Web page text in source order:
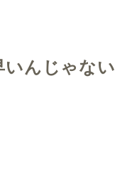
いんじゃない